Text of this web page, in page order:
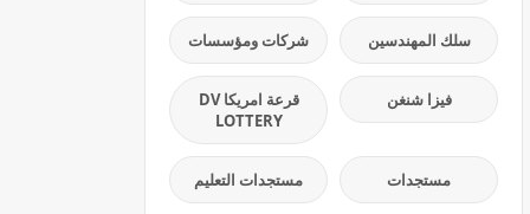
سلك المهندسين شركات ومؤسسات
فيزا شنغن
قرعة امريكا DV
LOTTERY
مستجدات مستجدات التعليم